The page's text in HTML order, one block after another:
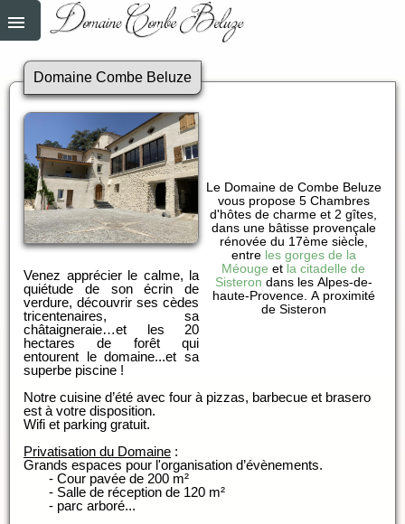
Domaine Combe Beluze
Venez apprécier le calme, la
quiétude de son écrin de
verdure, découvrir ses cèdes
tricentenaires, sa
châtaigneraie…et les 20
hectares de forêt qui
entourent le domaine...et sa
superbe piscine !
Le Domaine de Combe Beluze
vous propose 5 Chambres
d'hôtes de charme et 2 gîtes,
dans une bâtisse provençale
rénovée du 17ème siècle,
entre les gorges de la
Méouge et la citadelle de
Sisteron dans les Alpes-de-
haute-Provence. A proximité
de Sisteron
Notre cuisine d’été avec four à pizzas, barbecue et brasero
est à votre disposition.
Wifi et parking gratuit.
Privatisation du Domaine :
Grands espaces pour l'organisation d’évènements.
- Cour pavée de 200 m²
- Salle de réception de 120 m²
- parc arboré...